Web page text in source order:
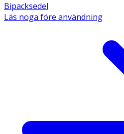
Bipacksedel
Läs noga före användning